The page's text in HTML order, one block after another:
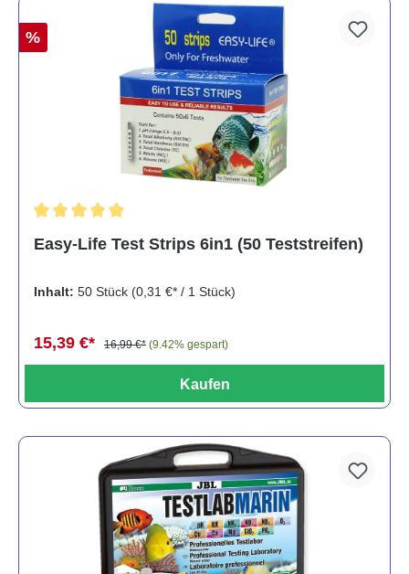
%
Easy-Life Test Strips 6in1 (50 Teststreifen)
Inhalt: 50 Stück (0,31 €* / 1 Stück)
15,39 €* 16,99 €* (9.42% gespart)
Kaufen